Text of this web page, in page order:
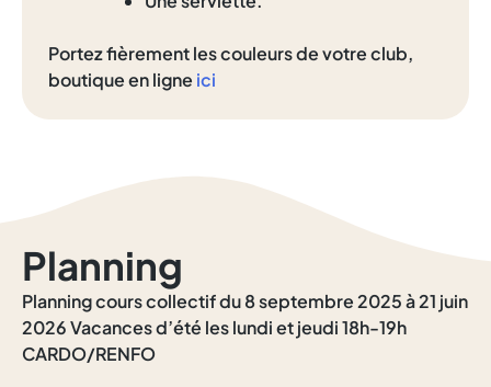
Portez fièrement les couleurs de votre club,
boutique en ligne ici
Planning
Planning cours collectif du 8 septembre 2025 à 21 juin
2026 Vacances d’été les lundi et jeudi 18h-19h
CARDO/RENFO